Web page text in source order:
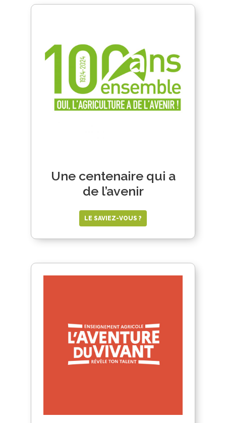
Une centenaire qui a
de l’avenir
LE SAVIEZ-VOUS ?